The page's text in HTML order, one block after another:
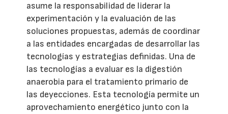
asume la responsabilidad de liderar la
experimentación y la evaluación de las
soluciones propuestas, además de coordinar
a las entidades encargadas de desarrollar las
tecnologías y estrategias definidas. Una de
las tecnologías a evaluar es la digestión
anaerobia para el tratamiento primario de
las deyecciones. Esta tecnología permite un
aprovechamiento energético junto con la